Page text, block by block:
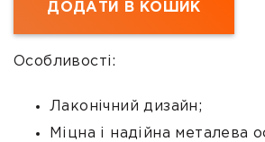
Особливості:
Лаконічний дизайн;
Міцна і надійна металева
ДОДАТИ В КОШИК